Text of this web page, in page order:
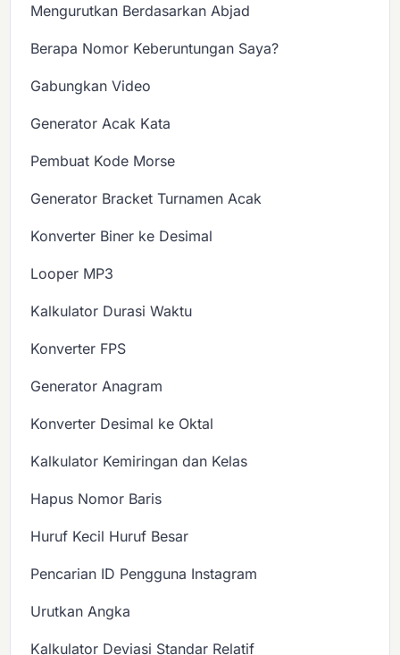
Mengurutkan Berdasarkan Abjad
Berapa Nomor Keberuntungan Saya?
Gabungkan Video
Generator Acak Kata
Pembuat Kode Morse
Generator Bracket Turnamen Acak
Konverter Biner ke Desimal
Looper MP3
Kalkulator Durasi Waktu
Konverter FPS
Generator Anagram
Konverter Desimal ke Oktal
Kalkulator Kemiringan dan Kelas
Hapus Nomor Baris
Huruf Kecil Huruf Besar
Pencarian ID Pengguna Instagram
Urutkan Angka
Kalkulator Deviasi Standar Relatif